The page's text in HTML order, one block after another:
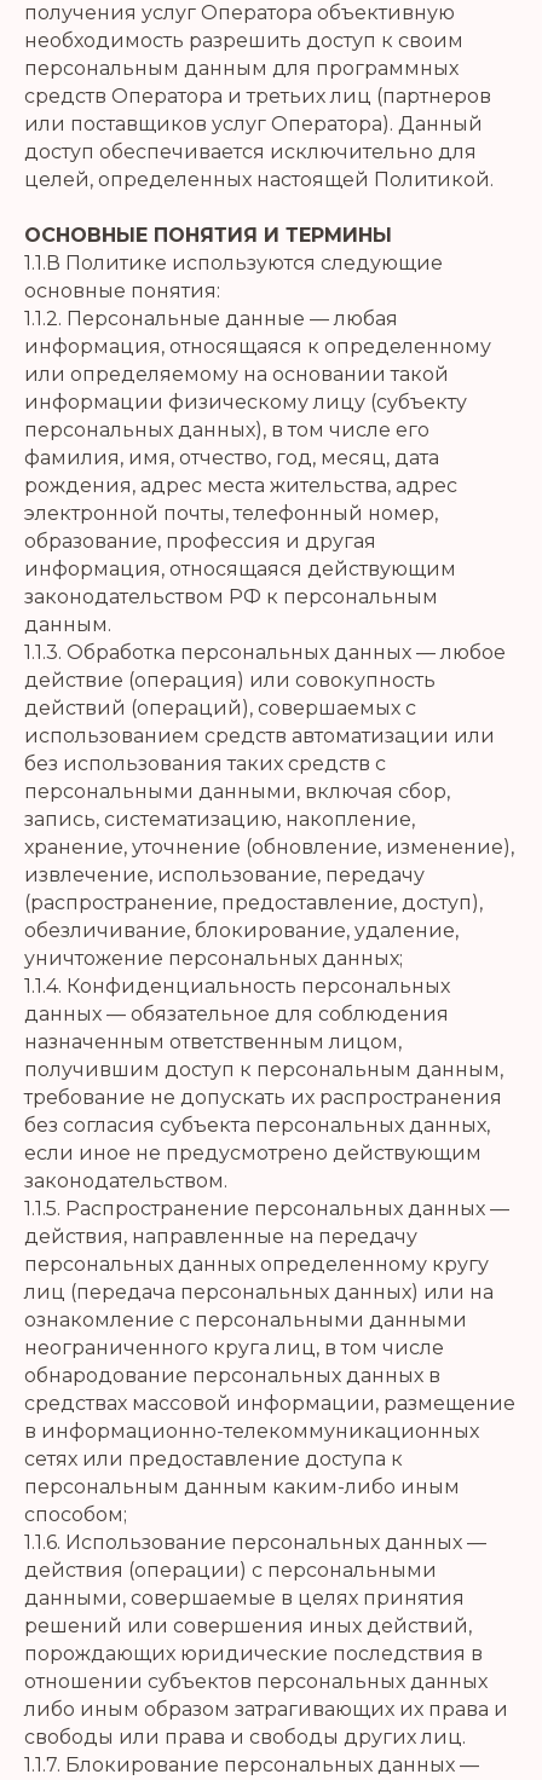
получения услуг Оператора объективную
необходимость разрешить доступ к своим
персональным данным для программных
средств Оператора и третьих лиц (партнеров
или поставщиков услуг Оператора). Данный
доступ обеспечивается исключительно для
целей, определенных настоящей Политикой.
ОСНОВНЫЕ ПОНЯТИЯ И ТЕРМИНЫ
1.1.В Политике используются следующие
основные понятия:
1.1.2. Персональные данные — любая
информация, относящаяся к определенному
или определяемому на основании такой
информации физическому лицу (субъекту
персональных данных), в том числе его
фамилия, имя, отчество, год, месяц, дата
рождения, адрес места жительства, адрес
электронной почты, телефонный номер,
образование, профессия и другая
информация, относящаяся действующим
законодательством РФ к персональным
данным.
1.1.3. Обработка персональных данных — любое
действие (операция) или совокупность
действий (операций), совершаемых с
использованием средств автоматизации или
без использования таких средств с
персональными данными, включая сбор,
запись, систематизацию, накопление,
хранение, уточнение (обновление, изменение),
извлечение, использование, передачу
(распространение, предоставление, доступ),
обезличивание, блокирование, удаление,
уничтожение персональных данных;
1.1.4. Конфиденциальность персональных
данных — обязательное для соблюдения
назначенным ответственным лицом,
получившим доступ к персональным данным,
требование не допускать их распространения
без согласия субъекта персональных данных,
если иное не предусмотрено действующим
законодательством.
1.1.5. Распространение персональных данных —
действия, направленные на передачу
персональных данных определенному кругу
лиц (передача персональных данных) или на
ознакомление с персональными данными
неограниченного круга лиц, в том числе
обнародование персональных данных в
средствах массовой информации, размещение
в информационно-телекоммуникационных
сетях или предоставление доступа к
персональным данным каким-либо иным
способом;
1.1.6. Использование персональных данных —
действия (операции) с персональными
данными, совершаемые в целях принятия
решений или совершения иных действий,
порождающих юридические последствия в
отношении субъектов персональных данных
либо иным образом затрагивающих их права и
свободы или права и свободы других лиц.
1.1.7. Блокирование персональных данных —